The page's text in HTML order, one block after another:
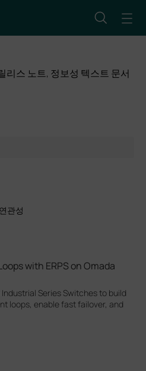
리스 노트, 정보성 텍스트 문서
연관성
with ERPS on Omada
Series Switches to build
loops, enable fast failover, and